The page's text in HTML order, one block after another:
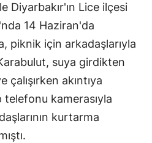
Diyarbakır'ın Lice ilçesi
14 Haziran'da
piknik için arkadaşlarıyla
suya girdikten
akıntıya
telefonu kamerasıyla
kurtarma